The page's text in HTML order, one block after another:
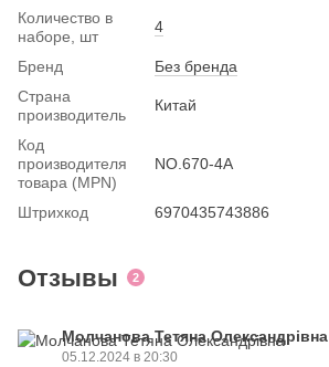
Количество в
наборе, шт
4
Бренд
Без бренда
Страна
производитель
Китай
Код
производителя
товара (MPN)
NO.670-4A
Штрихкод 6970435743886
Отзывы 2
Молчанова Тетяна Олександрівна
05.12.2024 в 20:30